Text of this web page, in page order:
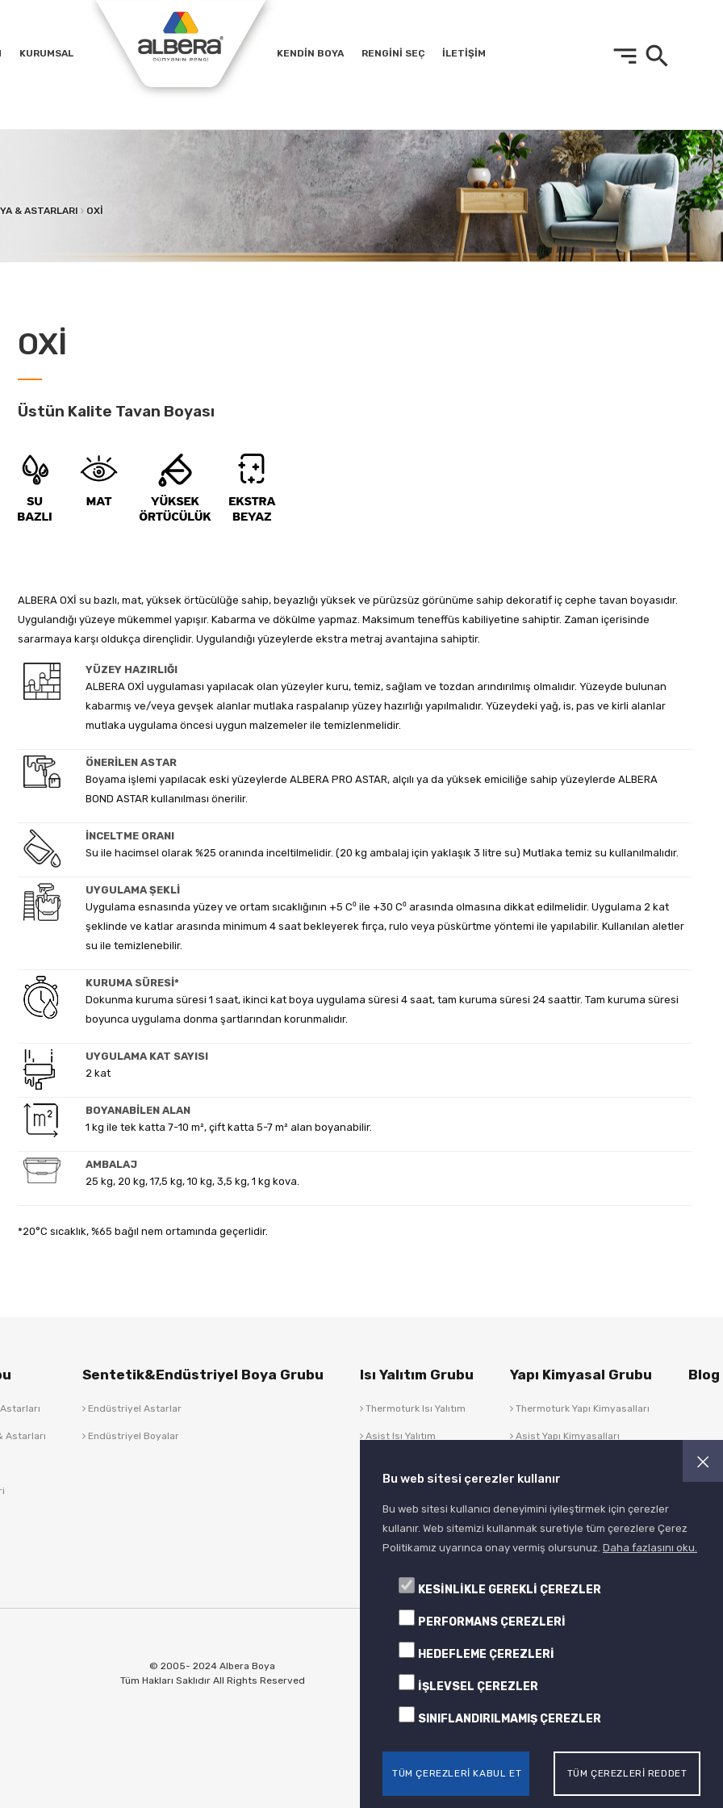
KURUMSAL KENDİN BOYA RENGİNİ SEÇ İLETİŞİM sort search
& ASTARLARI OXİ
OXİ
Üstün Kalite Tavan Boyası
ALBERA OXİ su bazlı, mat, yüksek örtücülüğe sahip, beyazlığı yüksek ve pürüzsüz görünüme sahip dekoratif iç cephe tavan boyasıdır.
Uygulandığı yüzeye mükemmel yapışır. Kabarma ve dökülme yapmaz. Maksimum teneffüs kabiliyetine sahiptir. Zaman içerisinde
sararmaya karşı oldukça dirençlidir. Uygulandığı yüzeylerde ekstra metraj avantajına sahiptir.
YÜZEY HAZIRLIĞI
ALBERA OXİ uygulaması yapılacak olan yüzeyler kuru, temiz, sağlam ve tozdan arındırılmış olmalıdır. Yüzeyde bulunan
kabarmış ve/veya gevşek alanlar mutlaka raspalanıp yüzey hazırlığı yapılmalıdır. Yüzeydeki yağ, is, pas ve kirli alanlar
mutlaka uygulama öncesi uygun malzemeler ile temizlenmelidir.
ÖNERİLEN ASTAR
Boyama işlemi yapılacak eski yüzeylerde ALBERA PRO ASTAR, alçılı ya da yüksek emiciliğe sahip yüzeylerde ALBERA
BOND ASTAR kullanılması önerilir.
İNCELTME ORANI
Su ile hacimsel olarak %25 oranında inceltilmelidir. (20 kg ambalaj için yaklaşık 3 litre su) Mutlaka temiz su kullanılmalıdır.
UYGULAMA ŞEKLİ
Uygulama esnasında yüzey ve ortam sıcaklığının +5 C⁰ ile +30 C⁰ arasında olmasına dikkat edilmelidir. Uygulama 2 kat
şeklinde ve katlar arasında minimum 4 saat bekleyerek fırça, rulo veya püskürtme yöntemi ile yapılabilir. Kullanılan aletler
su ile temizlenebilir.
KURUMA SÜRESİ*
Dokunma kuruma süresi 1 saat, ikinci kat boya uygulama süresi 4 saat, tam kuruma süresi 24 saattir. Tam kuruma süresi
boyunca uygulama donma şartlarından korunmalıdır.
UYGULAMA KAT SAYISI
2 kat
BOYANABİLEN ALAN
1 kg ile tek katta 7-10 m², çift katta 5-7 m² alan boyanabilir.
AMBALAJ
25 kg, 20 kg, 17,5 kg, 10 kg, 3,5 kg, 1 kg kova.
*20°C sıcaklık, %65 bağıl nem ortamında geçerlidir.
Astarları
Sentetik&Endüstriyel Boya Grubu
Endüstriyel Astarlar
Endüstriyel Boyalar
Isı Yalıtım Grubu
Thermoturk Isı Yalıtım
Asist Isı Yalıtım
Yapı Kimyasal Grubu
Thermoturk Yapı Kimyasalları
Asist Yapı Kimyasalları
Blog
© 2005- 2024 Albera Boya
Tüm Hakları Saklıdır All Rights Reserved
Bu web sitesi çerezler kullanır
Bu web sitesi kullanıcı deneyimini iyileştirmek için çerezler
kullanır. Web sitemizi kullanmak suretiyle tüm çerezlere Çerez
Politikamız uyarınca onay vermiş olursunuz. Daha fazlasını oku.
KESİNLİKLE GEREKLİ ÇEREZLER
PERFORMANS ÇEREZLERİ
HEDEFLEME ÇEREZLERİ
İŞLEVSEL ÇEREZLER
SINIFLANDIRILMAMIŞ ÇEREZLER
TÜM ÇEREZLERİ KABUL ET TÜM ÇEREZLERİ REDDET